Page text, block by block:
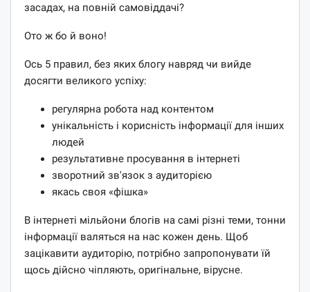
засадах, на повній самовіддачі?
Ото ж бо й воно!
Ось 5 правил, без яких блогу навряд чи вийде
досягти великого успіху:
регулярна робота над контентом
унікальність і корисність інформації для інших
людей
результативне просування в інтернеті
зворотний зв'язок з аудиторією
якась своя «фішка»
В інтернеті мільйони блогів на самі різні теми, тонни
інформації валяться на нас кожен день. Щоб
зацікавити аудиторію, потрібно запропонувати їй
щось дійсно чіпляють, оригінальне, вірусне.